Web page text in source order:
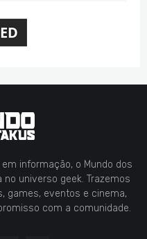
informação, o Mundo dos
universo geek. Trazemos
games, eventos e cinema,
com a comunidade.